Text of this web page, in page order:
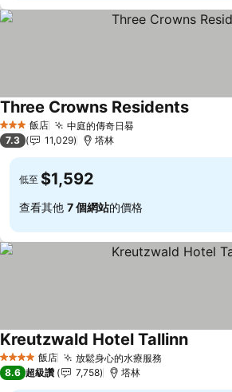
3 星級 飯店 中庭的傳奇日晷
Three Crowns Residents查看價格
7.3 11,029 塔林
低至 $1,592
查看其他 7 個網站的價格
4 星級 飯店 放鬆身心的水療服務
Kreutzwald Hotel Tallinn查看價格
8.6 超級讚 7,758 塔林